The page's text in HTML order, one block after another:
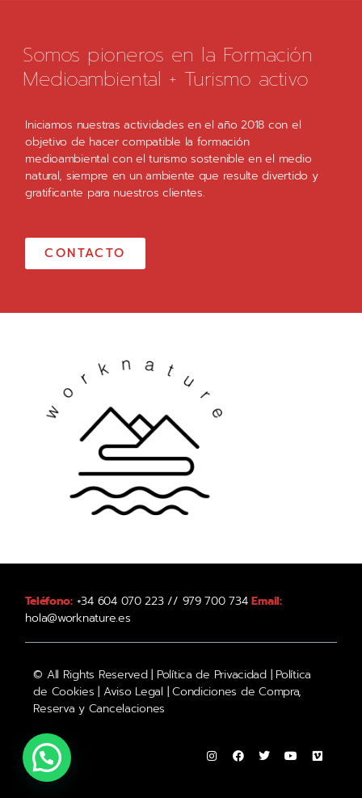
Somos pioneros en la Formación
Medioambiental + Turismo activo
Iniciamos nuestras actividades en el año 2018 con el
objetivo de hacer compatible la formación
medioambiental con el turismo sostenible en el medio
natural, siempre en un ambiente que resulte divertido y
gratificante para nuestros clientes.
CONTACTO
Teléfono: +34 604 070 223 // 979 700 734Email:
hola@worknature.es
© All Rights Reserved | Política de Privacidad| Política
de Cookies | Aviso Legal |Condiciones de Compra,
Reserva y Cancelaciones
habla con uno de nuestros expertos.